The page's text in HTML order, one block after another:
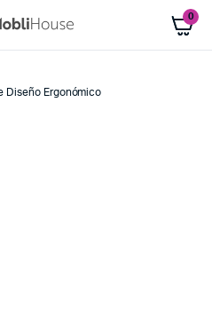
0
Diseño Ergonómico